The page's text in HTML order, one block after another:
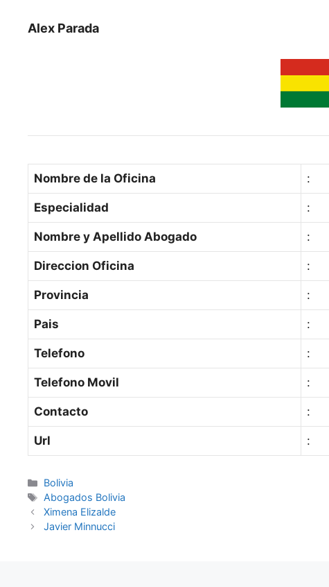
Alex Parada
Nombre de la Oficina :
Especialidad :
Nombre y Apellido Abogado :
Direccion Oficina :
Provincia :
Pais :
Telefono :
Telefono Movil :
Contacto :
Url :
Categories
Bolivia
Tags
Abogados Bolivia
Ximena Elizalde
Javier Minnucci